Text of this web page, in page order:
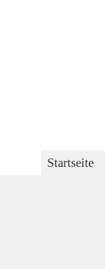
Startseite